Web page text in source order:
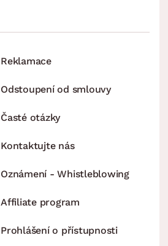
Reklamace
Odstoupení od smlouvy
Časté otázky
Kontaktujte nás
Oznámení - Whistleblowing
Affiliate program
Prohlášení o přístupnosti